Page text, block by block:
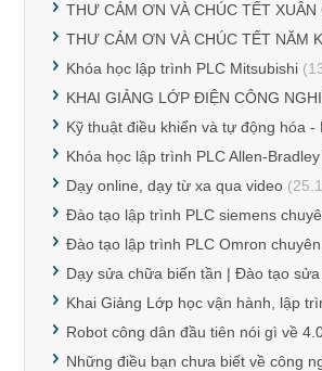
THƯ CẢM ƠN VÀ CHÚC TẾT XUÂN
THƯ CẢM ƠN VÀ CHÚC TẾT NĂM
Khóa học lập trình PLC Mitsubishi
KHAI GIẢNG LỚP ĐIỆN CÔNG
Kỹ thuật điều khiển và tự động hóa
Khóa học lập trình PLC Allen-
Dạy online, dạy từ xa qua video
Đào tạo lập trình PLC siemens
Đào tạo lập trình PLC Omron
Dạy sửa chữa biến tần | Đào tạo
Khai Giảng Lớp học vận hành, lập
Robot công dân đầu tiên nói gì về
Những điều bạn chưa biết về công